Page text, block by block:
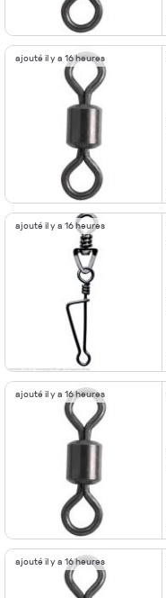
ajouté il y a 16 heures
ajouté il y a 16 heures
ajouté il y a 16 heures
ajouté il y a 16 heures